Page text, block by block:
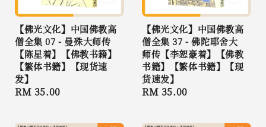
【佛光文化】中国佛教高
僧全集 07 - 曼殊大师传
【陈星着】【佛教书籍】
【繁体书籍】【现货速
发】
Regular
RM 35.00
【佛光文化】中国佛教高
僧全集 37 - 佛陀耶舍大
师传【李恕豪着】【佛教
书籍】【繁体书籍】【现
货速发】
Regular
RM 35.00